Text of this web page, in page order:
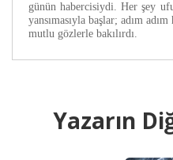
günün habercisiydi. Her şey
yansımasıyla başlar; adım
mutlu gözlerle bakılırdı.
Yazarın